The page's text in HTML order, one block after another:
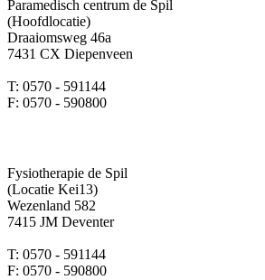
Paramedisch centrum de Spil
(Hoofdlocatie)
Draaiomsweg 46a
7431 CX Diepenveen
T: 0570 - 591144
F: 0570 - 590800
Fysiotherapie de Spil
(Locatie Kei13)
Wezenland 582
7415 JM Deventer
T: 0570 - 591144
F: 0570 - 590800